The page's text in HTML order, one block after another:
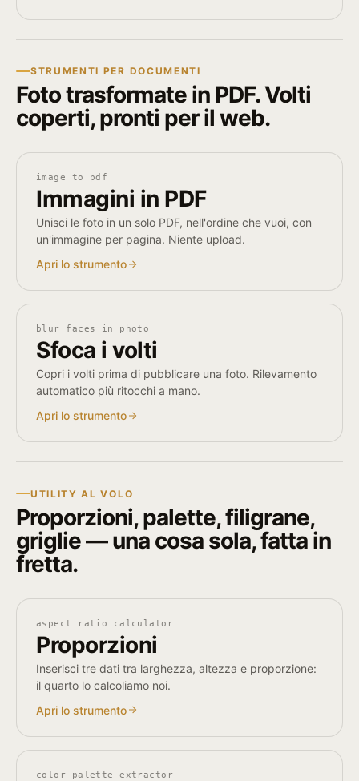
STRUMENTI PER DOCUMENTI
Foto trasformate in PDF. Volti
coperti, pronti per il web.
image to pdf
Immagini in PDF
Unisci le foto in un solo PDF, nell'ordine che vuoi, con
un'immagine per pagina. Niente upload.
Apri lo strumento
blur faces in photo
Sfoca i volti
Copri i volti prima di pubblicare una foto. Rilevamento
automatico più ritocchi a mano.
Apri lo strumento
UTILITY AL VOLO
Proporzioni, palette, filigrane,
griglie — una cosa sola, fatta in
fretta.
aspect ratio calculator
Proporzioni
Inserisci tre dati tra larghezza, altezza e proporzione:
il quarto lo calcoliamo noi.
Apri lo strumento
color palette extractor